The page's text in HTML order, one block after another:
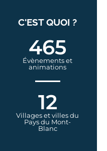
C'EST QUOI ?
465
Évènements et
animations
12
Villages et villes du
Pays du Mont-
Blanc